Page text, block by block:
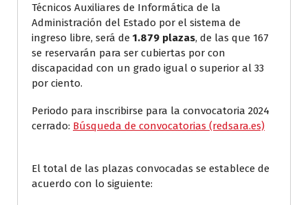
Técnicos Auxiliares de Informática de la
Administración del Estado por el sistema de
ingreso libre, será de 1.879 plazas, de las que 167
se reservarán para ser cubiertas por con
discapacidad con un grado igual o superior al 33
por ciento.
Periodo para inscribirse para la convocatoria 2024
cerrado: Búsqueda de convocatorias (redsara.es)
El total de las plazas convocadas se establece de
acuerdo con lo siguiente: